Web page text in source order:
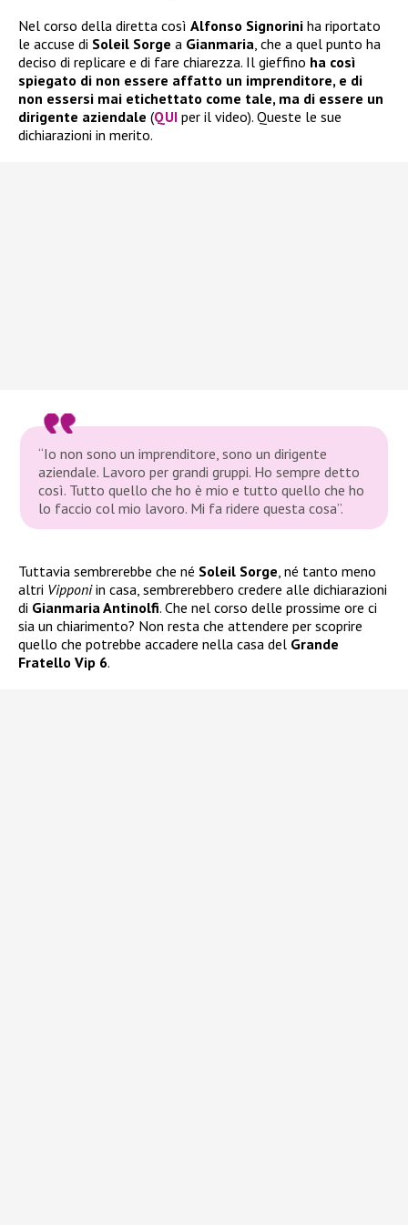
Nel corso della diretta così Alfonso Signorini ha riportato
le accuse di Soleil Sorge a Gianmaria, che a quel punto ha
deciso di replicare e di fare chiarezza. Il gieffino ha così
spiegato di non essere affatto un imprenditore, e di
non essersi mai etichettato come tale, ma di essere un
dirigente aziendale (QUI per il video). Queste le sue
dichiarazioni in merito.
“Io non sono un imprenditore, sono un dirigente
aziendale. Lavoro per grandi gruppi. Ho sempre detto
così. Tutto quello che ho è mio e tutto quello che ho
lo faccio col mio lavoro. Mi fa ridere questa cosa”.
Tuttavia sembrerebbe che né Soleil Sorge , né tanto meno
altri Vipponiin casa, sembrerebbero credere alle dichiarazioni
di Gianmaria Antinolfi. Che nel corso delle prossime ore ci
sia un chiarimento? Non resta che attendere per scoprire
quello che potrebbe accadere nella casa del Grande
Fratello Vip 6.